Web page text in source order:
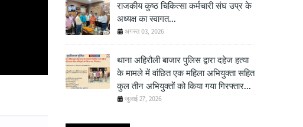
राजकीय कुष्ठ चिकित्सा कर्मचारी संघ उप्र के
अध्यक्ष का स्वागत...
अगस्त 03, 2026
थाना अहिरौली बाजार पुलिस द्वारा दहेज हत्या
के मामले में वांछित एक महिला अभियुक्ता सहित
कुल तीन अभियुक्तों को किया गया गिरफ्तार...
जुलाई 27, 2026